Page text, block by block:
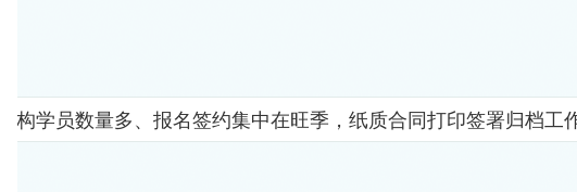
构学员数量多、报名签约集中在旺季，纸质合同打印签署归档